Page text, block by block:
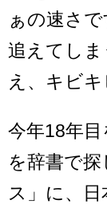
ぁの速さ
追えてし
え、キビキ
今年18年
を辞書で
ス」に、